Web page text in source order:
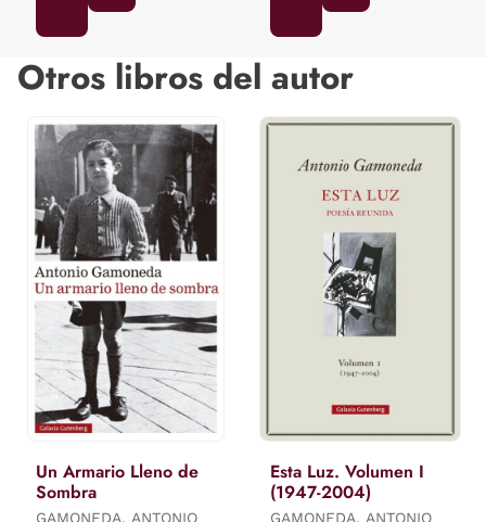
Otros libros del autor
Un Armario Lleno de
Sombra
GAMONEDA, ANTONIO
Esta Luz. Volumen I
(1947-2004)
GAMONEDA, ANTONIO